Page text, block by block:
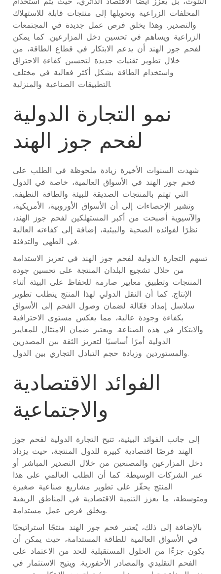
المخلفات الزراعية وتحويلها إلى منتجات قابلة للاستهلاك
والتصدير. وهذا يخلق فرص عمل جديدة في المجتمعات
الزراعية ويساهم في تحسين دخل المزارعين. كما يمكن
لفحم جوز الهند أن يدعم الابتكار في قطاع الطاقة، من
خلال تطوير تقنيات جديدة لتحسين كفاءة الاحتراق
واستخدام الطاقة بشكل أكثر فعالية في مختلف
التطبيقات الصناعية والمنزلية.
نمو التجارة الدولية
لفحم جوز الهند
شهدت السنوات الأخيرة زيادة ملحوظة في الطلب على
فحم جوز الهند في الأسواق العالمية، خاصة في الدول
التي تهتم بالمنتجات الصديقة للبيئة والطاقة النظيفة.
وتشير الإحصاءات إلى أن الأسواق الأوروبية، الأمريكية،
والآسيوية أصبحت من أكبر المستهلكين لفحم جوز الهند،
نظرًا لفوائده الصحية والبيئية، إضافة إلى كفاءته العالية
في الطهي والتدفئة.
تسهم التجارة الدولية لفحم جوز الهند في تعزيز الاستدامة
من خلال تشجيع البلدان المنتجة على تحسين جودة
المنتجات وتطبيق معايير صارمة للحفاظ على البيئة أثناء
الإنتاج. كما أن النقل الدولي لهذا المنتج يتطلب تطوير
سلاسل إمداد فعّالة لضمان وصول الفحم إلى الأسواق
بكفاءة وجودة عالية، مما يعكس مستوى الاحترافية
والابتكار في هذه الصناعة. ويعتبر ضمان الامتثال للمعايير
الدولية أمرًا أساسيًا لتعزيز الثقة بين المصدرين
والمستوردين وزيادة حجم التبادل التجاري بين الدول.
الفوائد الاقتصادية
والاجتماعية
إلى جانب الفوائد البيئية، تتيح التجارة الدولية لفحم جوز
الهند فرصًا اقتصادية كبيرة للدول المنتجة، حيث يزداد
دخل المزارعين والمصنعين من خلال التصدير المباشر أو
عبر الشركات الوسيطة. كما أن الطلب العالمي على هذا
المنتج يحفّز على تطوير مشاريع صناعية صغيرة
ومتوسطة، ما يعزز التنمية الاقتصادية في المناطق الريفية
ويخلق فرص عمل مستدامة.
بالإضافة إلى ذلك، يُعتبر فحم جوز الهند منتجًا استراتيجيًا
في الأسواق العالمية للطاقة المستدامة، حيث يمكن أن
يكون جزءًا من الحلول المستقبلية للحد من الاعتماد على
الفحم التقليدي والمصادر الأحفورية. ويتيح الاستثمار في